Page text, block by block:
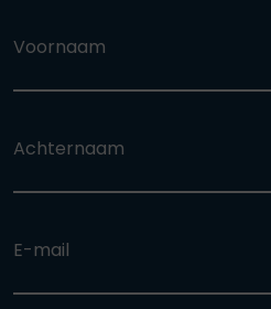
Voornaam
Achternaam
E-mail